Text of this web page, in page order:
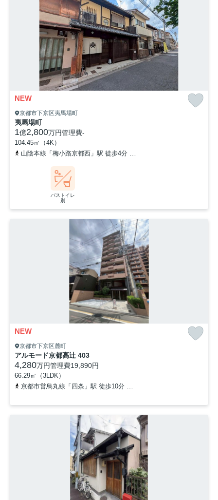
NEW
京都市下京区夷馬場町
夷馬場町
1億2,800万円管理費-
104.45㎡（4K）
山陰本線「梅小路京都西」駅 徒歩4分
バストイレ
別
NEW
京都市下京区麓町
アルモード京都高辻 403
4,280万円管理費19,890円
66.29㎡（3LDK）
京都市営烏丸線「四条」駅 徒歩10分